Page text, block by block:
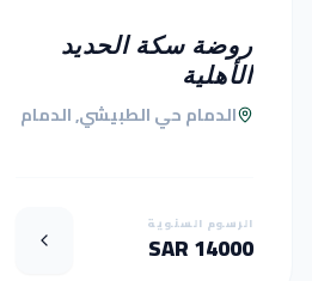
روضة سكة الحديد
الأهلية
الدمام حي الطبيشي, الدمام
الرسوم السنوية
14000 SAR